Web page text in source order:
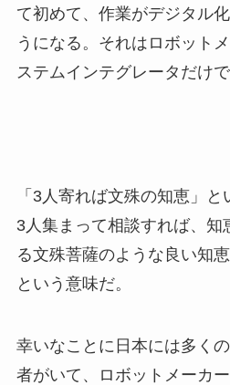
て初めて、作業がデジタル
うになる。それはロボット
ステムインテグレータだけ
「3人寄れば文殊の知恵」と
3人集まって相談すれば、知
る文殊菩薩のような良い知
という意味だ。
幸いなことに日本には多く
者がいて、ロボットメーカ